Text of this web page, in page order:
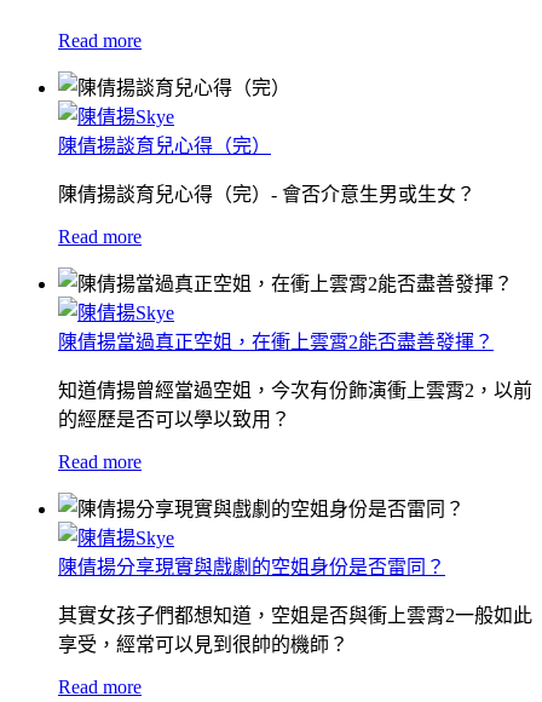
Read more
陳倩揚談育兒心得（完）
陳倩揚談育兒心得（完）- 會否介意生男或生女？
Read more
陳倩揚當過真正空姐，在衝上雲霄2能否盡善發揮？
知道倩揚曾經當過空姐，今次有份飾演衝上雲霄2，以前
的經歷是否可以學以致用？
Read more
陳倩揚分享現實與戲劇的空姐身份是否雷同？
其實女孩子們都想知道，空姐是否與衝上雲霄2一般如此
享受，經常可以見到很帥的機師？
Read more